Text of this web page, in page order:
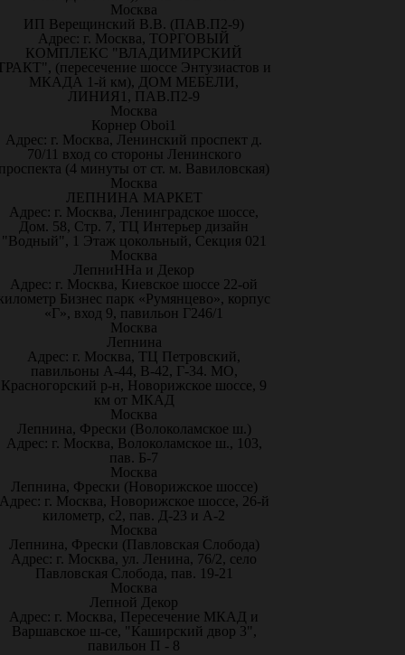
Москва
ИП Верещинский В.В. (ПАВ.П2-9)
Адрес: г. Москва, ТОРГОВЫЙ
КОМПЛЕКС "ВЛАДИМИРСКИЙ
(пересечение шоссе Энтузиастов и
МКАДА 1-й км), ДОМ МЕБЕЛИ,
ЛИНИЯ1, ПАВ.П2-9
Москва
Корнер Oboi1
Адрес: г. Москва, Ленинский проспект д.
70/11 вход со стороны Ленинского
(4 минуты от ст. м. Вавиловская)
Москва
ЛЕПНИНА МАРКЕТ
Адрес: г. Москва, Ленинградское шоссе,
Дом. 58, Стр. 7, ТЦ Интерьер дизайн
"Водный", 1 Этаж цокольный, Секция 021
Москва
ЛепниННа и Декор
Адрес: г. Москва, Киевское шоссе 22-ой
Бизнес парк «Румянцево», корпус
«Г», вход 9, павильон Г246/1
Москва
Лепнина
Адрес: г. Москва, ТЦ Петровский,
павильоны А-44, В-42, Г-34. МО,
Красногорский р-н, Новорижское шоссе, 9
км от МКАД
Москва
Лепнина, Фрески (Волоколамское ш.)
Адрес: г. Москва, Волоколамское ш., 103,
пав. Б-7
Москва
Лепнина, Фрески (Новорижское шоссе)
г. Москва, Новорижское шоссе, 26-й
километр, с2, пав. Д-23 и А-2
Москва
Лепнина, Фрески (Павловская Слобода)
Адрес: г. Москва, ул. Ленина, 76/2, село
Павловская Слобода, пав. 19-21
Москва
Лепной Декор
Адрес: г. Москва, Пересечение МКАД и
Варшавское ш-се, "Каширский двор 3",
павильон П - 8